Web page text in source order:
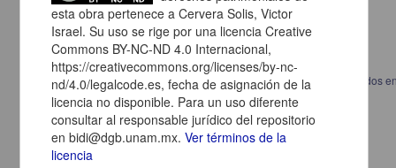
Eficacia de la inmunoterapia subcutánea en pacientes polisensibilizados
pacientes monosensibilizados con rinitis y asma alérgica
Rivero Yeverino, Daniela
2013
Medicina y Ciencias de la Salud
Especialidad en Medicina (Alergia e Inmunología
esta obra pertenece a Cervera Solis, Victor
Israel. Su uso se rige por una licencia Creative
Commons BY-NC-ND 4.0 Internacional,
https://creativecommons.org/licenses/by-nc-
nd/4.0/legalcode.es, fecha de asignación de la
licencia no disponible. Para un uso diferente
consultar al responsable jurídico del repositorio
en bidi@dgb.unam.mx.Ver términos de la
licencia